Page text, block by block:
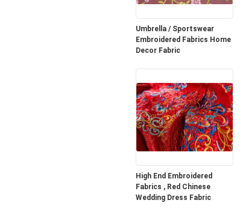
Umbrella / Sportswear
Embroidered Fabrics Home
Decor Fabric
High End Embroidered
Fabrics , Red Chinese
Wedding Dress Fabric